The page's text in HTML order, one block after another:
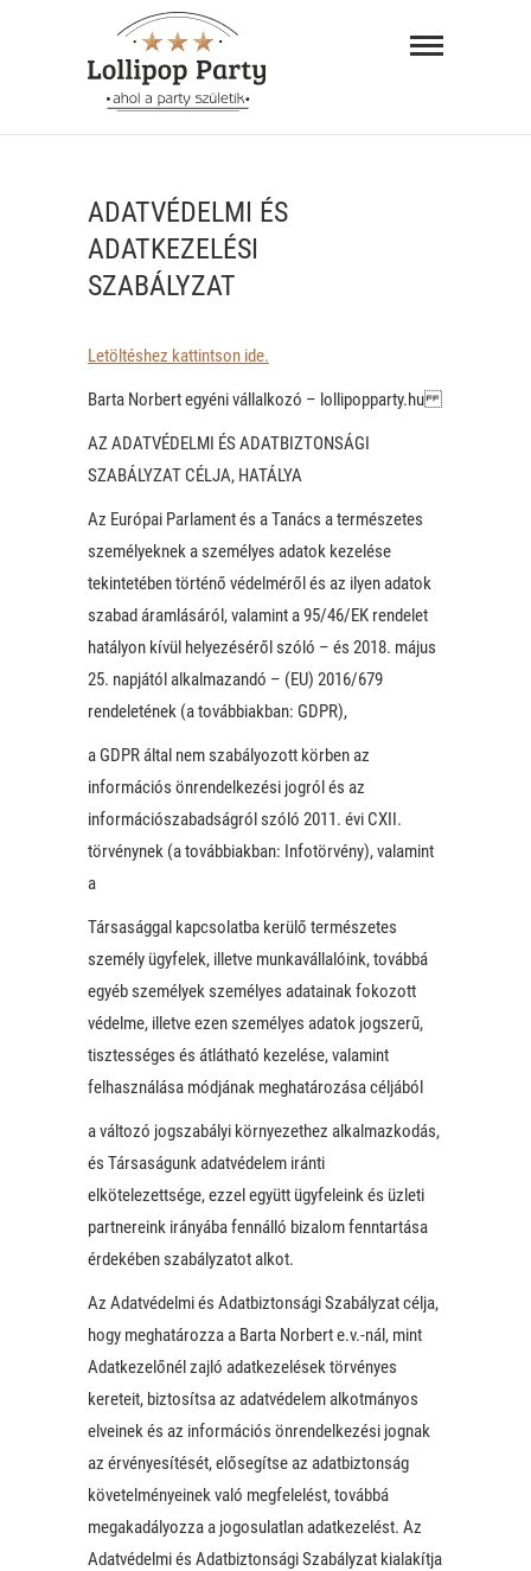
ahol a
születik
"AHOL A PARTY SZÜLETIK"
ADATVÉDELMI ÉS
ADATKEZELÉSI
SZABÁLYZAT
Letöltéshez kattintson ide.
Barta Norbert egyéni vállalkozó – lollipopparty.hu
AZ ADATVÉDELMI ÉS ADATBIZTONSÁGI
SZABÁLYZAT CÉLJA, HATÁLYA
Az Európai Parlament és a Tanács a természetes
személyeknek a személyes adatok kezelése
tekintetében történő védelméről és az ilyen adatok
szabad áramlásáról, valamint a 95/46/EK rendelet
hatályon kívül helyezéséről szóló – és 2018. május
25. napjától alkalmazandó – (EU) 2016/679
rendeletének (a továbbiakban: GDPR),
a GDPR által nem szabályozott körben az
információs önrendelkezési jogról és az
információszabadságról szóló 2011. évi CXII.
törvénynek (a továbbiakban: Infotörvény), valamint
a
Társasággal kapcsolatba kerülő természetes
személy ügyfelek, illetve munkavállalóink, továbbá
egyéb személyek személyes adatainak fokozott
védelme, illetve ezen személyes adatok jogszerű,
tisztességes és átlátható kezelése, valamint
felhasználása módjának meghatározása céljából
a változó jogszabályi környezethez alkalmazkodás,
és Társaságunk adatvédelem iránti
elkötelezettsége, ezzel együtt ügyfeleink és üzleti
partnereink irányába fennálló bizalom fenntartása
érdekében szabályzatot alkot.
Az Adatvédelmi és Adatbiztonsági Szabályzat célja,
hogy meghatározza a Barta Norbert e.v.-nál, mint
Adatkezelőnél zajló adatkezelések törvényes
kereteit, biztosítsa az adatvédelem alkotmányos
elveinek és az információs önrendelkezési jognak
az érvényesítését, elősegítse az adatbiztonság
követelményeinek való megfelelést, továbbá
megakadályozza a jogosulatlan adatkezelést. Az
Adatvédelmi és Adatbiztonsági Szabályzat kialakítja